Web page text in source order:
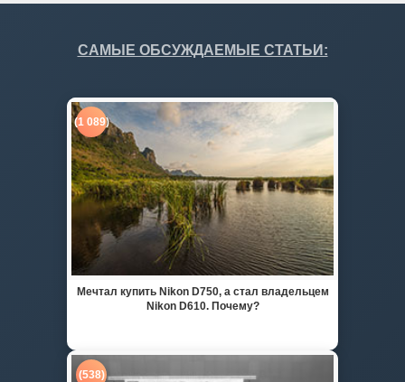
САМЫЕ ОБСУЖДАЕМЫЕ СТАТЬИ:
(1 089)
Мечтал купить Nikon D750, а стал владельцем
Nikon D610. Почему?
(538)